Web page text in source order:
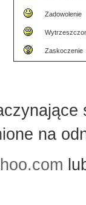
Zadowolenie
Zaskoczenie
na